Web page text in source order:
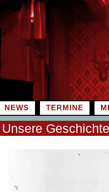
Inhalt
springen
NEWS TERMINE
Unsere Geschichte